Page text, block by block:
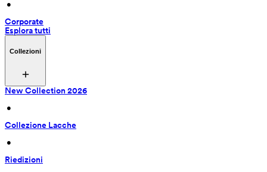
•
Corporate
Esplora tutti
Collezioni
New Collection 2026
•
Collezione Lacche
•
Riedizioni